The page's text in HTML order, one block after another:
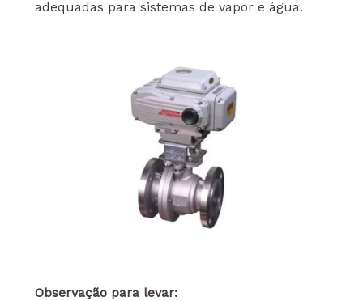
adequadas para sistemas de vapor e água.
Observação para levar: